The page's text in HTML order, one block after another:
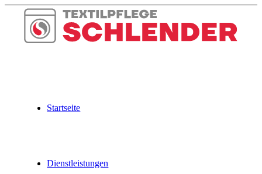
springen
Startseite
Dienstleistungen